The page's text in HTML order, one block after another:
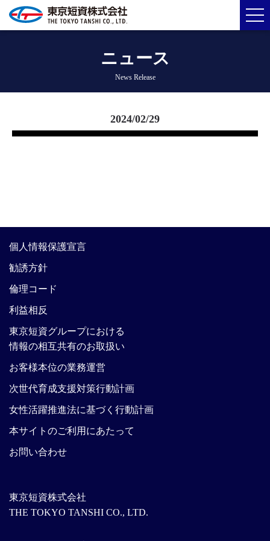
ニュース
News Release
2024/02/29
東京短資株式会社
THE TOKYO TANSHI CO., LTD.
個人情報保護宣言
勧誘方針
倫理コード
利益相反
東京短資グループにおける
情報の相互共有のお取扱い
お客様本位の業務運営
次世代育成支援対策行動計画
女性活躍推進法に基づく行動計画
本サイトのご利用にあたって
お問い合わせ